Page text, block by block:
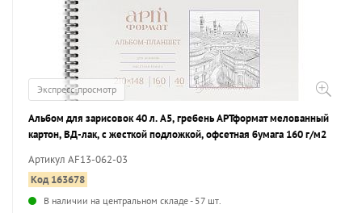
Экспресс-просмотр
Альбом для зарисовок 40 л. А5, гребень АРТформат мелованный
картон, ВД-лак, с жесткой подложкой, офсетная бумага 160 г/м2
Артикул AF13-062-03
Код 163678
В наличии на центральном складе - 57 шт.